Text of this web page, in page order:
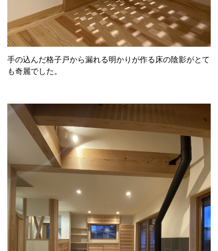
手の込んだ格子戸から漏れる明かりが作る床の陰影がとて
も奇麗でした。